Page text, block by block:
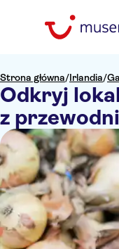
Strona główna/Irlandia/
Odkryj
z